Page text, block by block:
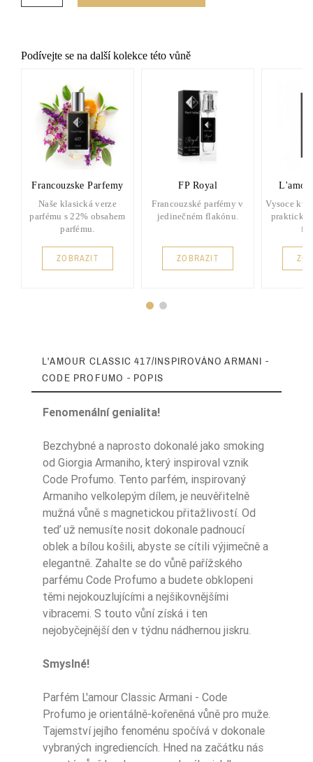
Podívejte se na další kolekce této vůně
Francouzske Parfemy
Naše klasická verze
parfému s 22% obsahem
parfému.
ZOBRAZIT
FP Royal
Francouzské parfémy v
jedinečném flakónu.
ZOBRAZIT
Vysoce
L'AMOUR CLASSIC 417/INSPIROVÁNO ARMANI -
CODE PROFUMO - POPIS
Fenomenální genialita!
Bezchybné a naprosto dokonalé jako smoking
od Giorgia Armaniho, který inspiroval vznik
Code Profumo. Tento parfém, inspirovaný
Armaniho velkolepým dílem, je neuvěřitelně
mužná vůně s magnetickou přitažlivostí. Od
teď už nemusíte nosit dokonale padnoucí
oblek a bílou košili, abyste se cítili výjimečně a
elegantně. Zahalte se do vůně pařížského
parfému Code Profumo a budete obklopeni
těmi nejokouzlujícími a nejšikovnějšími
vibracemi. S touto vůní získá i ten
nejobyčejnější den v týdnu nádhernou jiskru.
Smyslné!
Parfém L'amour Classic Armani - Code
Profumo je orientálně-kořeněná vůně pro muže.
Tajemství jejího fenoménu spočívá v dokonale
vybraných ingrediencích. Hned na začátku nás
Ean13 5906826244695